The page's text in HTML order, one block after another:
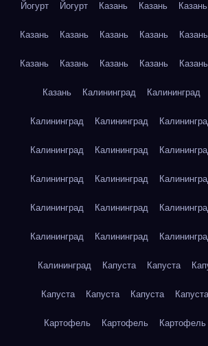
Йогурт Йогурт Казань Казань Казань
Казань Казань Казань Казань Казань
Казань Казань Казань Казань Казань
Казань Калининград Калининград
Калининград Калининград
Калининград Калининград
Калининград Калининград
Калининград Калининград
Калининград Калининград
Калининград Капуста Капуста
Капуста Капуста Капуста Капуста
Картофель Картофель Картофель